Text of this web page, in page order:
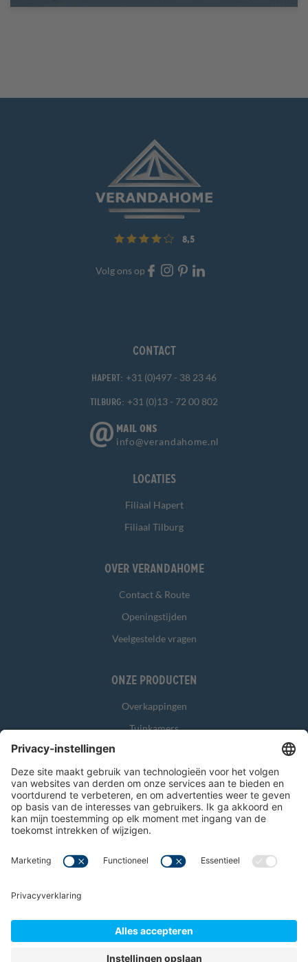
8,5
Volg ons op
Contact
Hapert: +31 (0)497 - 38 23 46
Tilburg: +31 (0)13 - 72 00 802
MAIL ONS
info@verandahome.nl
Locaties
Filiaal Hapert
Filiaal Tilburg
Over Verandahome
Contact & Route
Openingstijden
Veelgestelde vragen
Onze producten
Overkappingen
Tuinkamers
Zonwering
Overig
Algemene voorwaarden Garantievoorwaarden
Disclaimer
© 2026 Verandahome